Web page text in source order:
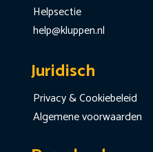
Helpsectie
help@kluppen.nl
Juridisch
Privacy & Cookiebeleid
Algemene voorwaarden